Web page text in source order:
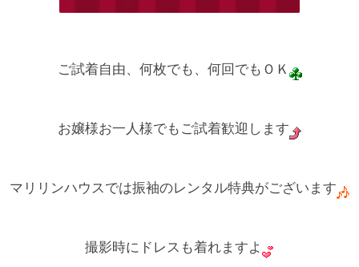
ご試着自由、何枚でも、何回でもＯＫ
お嬢様お一人様でもご試着歓迎します
マリリンハウスでは振袖のレンタル特典がございます
撮影時にドレスも着れますよ